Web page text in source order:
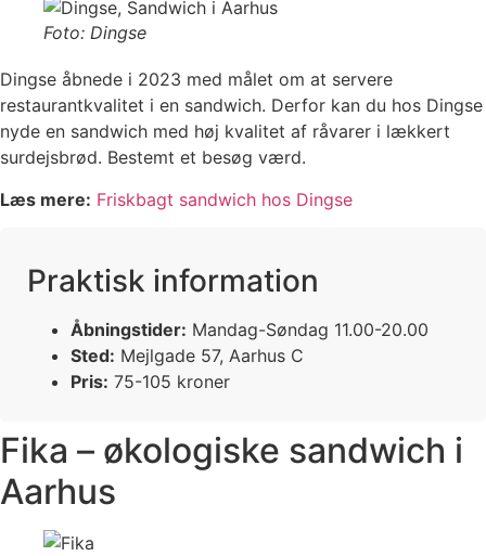
Foto: Dingse
Dingse åbnede i 2023 med målet om at servere
restaurantkvalitet i en sandwich. Derfor kan du hos Dingse
nyde en sandwich med høj kvalitet af råvarer i lækkert
surdejsbrød. Bestemt et besøg værd.
Læs mere: Friskbagt sandwich hos Dingse
Praktisk information
Åbningstider: Mandag-Søndag 11.00-20.00
Sted: Mejlgade 57, Aarhus C
Pris: 75-105 kroner
Fika – økologiske sandwich i
Aarhus